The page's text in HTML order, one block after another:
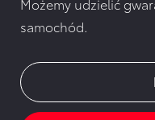
samochód.